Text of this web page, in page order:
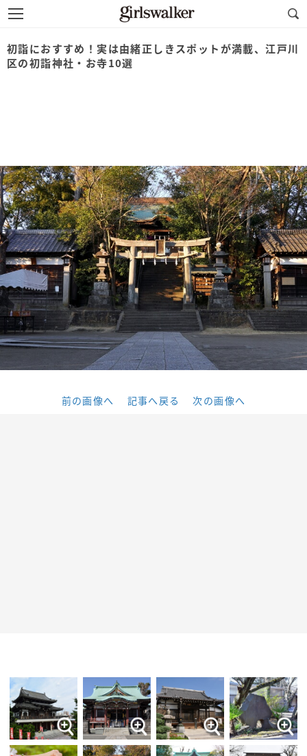
初詣におすすめ！実は由緒正しきスポットが満載、江戸川
区の初詣神社・お寺10選
前の画像へ 記事へ戻る 次の画像へ